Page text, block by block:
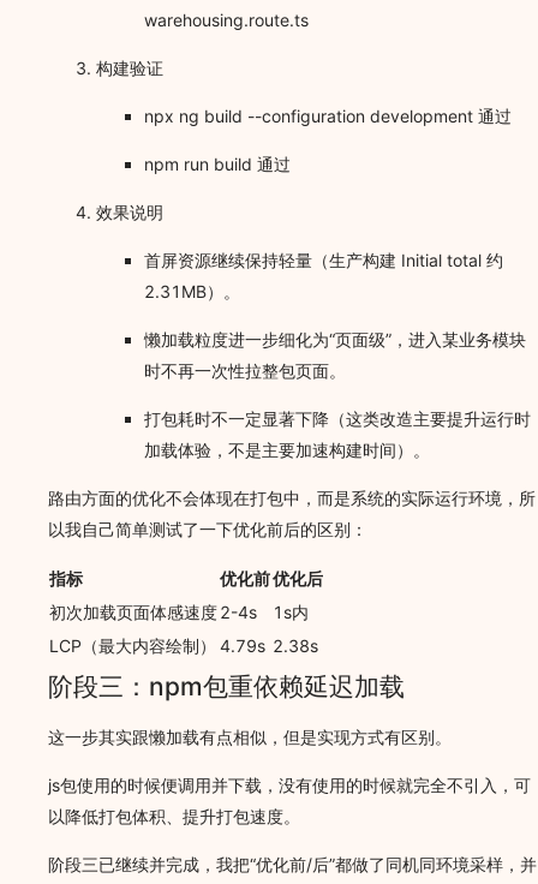
warehousing.route.ts
构建验证
npx ng build --configuration development 通过
npm run build 通过
效果说明
首屏资源继续保持轻量（生产构建 Initial total 约
2.31MB）。
懒加载粒度进一步细化为“页面级”，进入某业务模块
时不再一次性拉整包页面。
打包耗时不一定显著下降（这类改造主要提升运行时
加载体验，不是主要加速构建时间）。
路由方面的优化不会体现在打包中，而是系统的实际运行环境，所
以我自己简单测试了一下优化前后的区别：
指标 优化前优化后
初次加载页面体感速度2-4s
1s内
LCP（最大内容绘制）
4.79s 2.38s
阶段三：npm包重依赖延迟加载
这一步其实跟懒加载有点相似，但是实现方式有区别。
js包使用的时候便调用并下载，没有使用的时候就完全不引入，可
以降低打包体积、提升打包速度。
阶段三已继续并完成，我把“优化前/后”都做了同机同环境采样，并